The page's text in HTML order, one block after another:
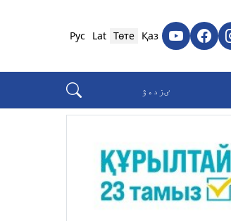
Қаз
Төте
Lat
Рус